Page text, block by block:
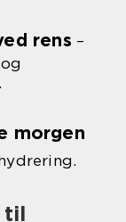
rens –
morgen
til